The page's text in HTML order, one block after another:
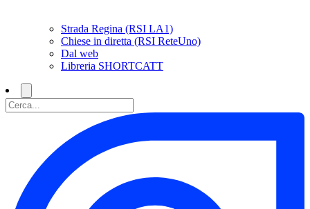
Strada Regina (RSI LA1)
Chiese in diretta (RSI ReteUno)
Dal web
Libreria SHORTCATT